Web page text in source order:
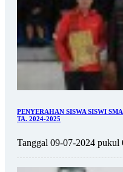
PENYERAHAN SISWA SISWI
TA. 2024-2025
Tanggal 09-07-2024 pukul